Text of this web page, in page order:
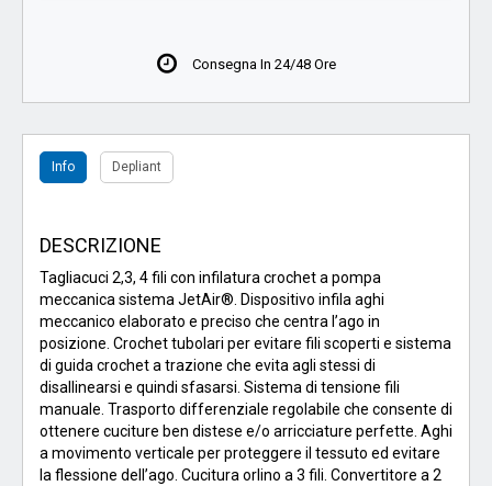
Consegna In 24/48 Ore
Info Depliant
DESCRIZIONE
Tagliacuci 2,3, 4 fili con infilatura crochet a pompa
meccanica sistema JetAir®. Dispositivo infila aghi
meccanico elaborato e preciso che centra l’ago in
posizione. Crochet tubolari per evitare fili scoperti e sistema
di guida crochet a trazione che evita agli stessi di
disallinearsi e quindi sfasarsi. Sistema di tensione fili
manuale. Trasporto differenziale regolabile che consente di
ottenere cuciture ben distese e/o arricciature perfette. Aghi
a movimento verticale per proteggere il tessuto ed evitare
la flessione dell’ago. Cucitura orlino a 3 fili. Convertitore a 2